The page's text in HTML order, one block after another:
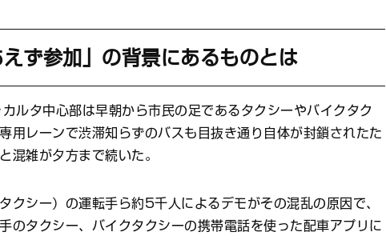
ず参加」の背景にあるものとは
ルタ中心部は早朝から市民の足であるタクシーやバイクタク
用レーンで渋滞知らずのバスも目抜き通り自体が封鎖されたた
混雑が夕方まで続いた。
クシー）の運転手ら約5千人によるデモがその混乱の原因で、
のタクシー、バイクタクシーの携帯電話を使った配車アプリに